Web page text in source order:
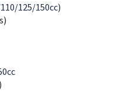
125/150cc)